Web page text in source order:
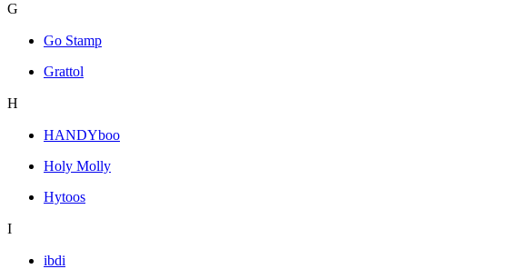
G
Go Stamp
Grattol
H
HANDYboo
Holy Molly
Hytoos
I
ibdi